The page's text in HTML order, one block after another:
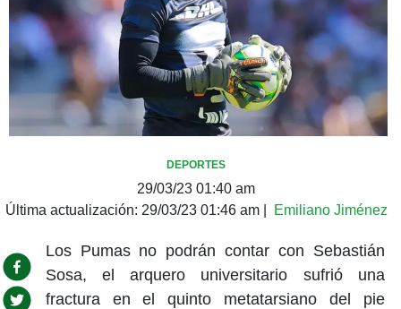
DEPORTES
29/03/23 01:40 am
Última actualización: 29/03/23 01:46 am| Emiliano Jiménez
Los Pumas no podrán contar con Sebastián
Sosa, el arquero universitario sufrió una
fractura en el quinto metatarsiano del pie